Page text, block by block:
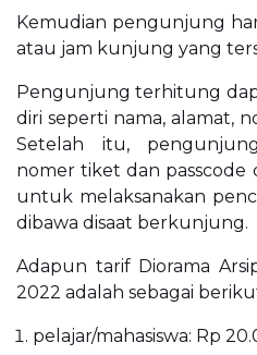
Kemudian pengunjung
atau jam kunjung yang
Pengunjung terhitung
diri seperti nama, alamat,
Setelah itu,
nomer tiket dan passcode
untuk melaksanakan
dibawa disaat berkunjung.
Adapun tarif Diorama
2022 adalah sebagai
pelajar/mahasiswa: Rp